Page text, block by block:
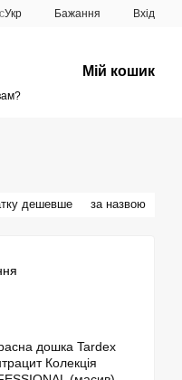
Укр Бажання Вхід
Мій кошик
дешевше за назвою